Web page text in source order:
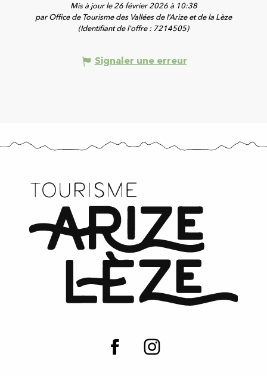
Mis à jour le 26 février 2026 à 10:38
par Office de Tourisme des Vallées de l’Arize et de la Lèze
(Identifiant de l'offre : 7214505)
Signaler une erreur